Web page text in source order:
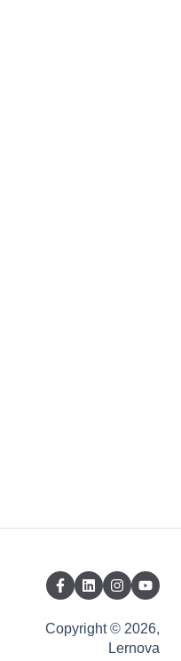
Copyright © 2026,
Lernova